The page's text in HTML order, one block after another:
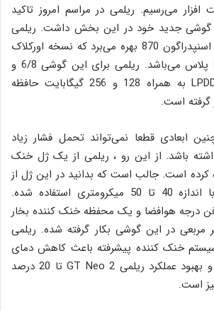
می‌رسیم. ریلمی در مراسم امروز تاکید
گوشی جدید خود در این بخش داشت. ریلمی
GT Neo2 از پردازنده اسنپدراگون 870 بهره می‌برد که نسخه اورکلاک
شده اسنپدراگون 865 پلاس می‌باشد. ریلمی برای این گوشی 6/8 و
12 گیگابایت رم LPDDR5 به همراه 128 و 256 گیگابایت حافظه
ابعادی قطعا نمی‌تواند تحمل فشار زیاد
باشد. از این رو ، ریلمی از یک ژل خنک
کرده است. جالب است که بدانید در این ژل از
ذرات الماس واقعی با اندازه‌ 40 تا 50 میکرومتری استفاده شده.
درجه هوافضا و یک محفظه خنک کننده بخار
میلی متر مربعی در این گوشی بکار گرفته شده. ریلمی
خنک کننده پیشرفته باعث کاهش دمای
18 درجه سانتیگرادی و بهبود عملکرد ریلمی GT Neo 2 تا 20 درصد
است.